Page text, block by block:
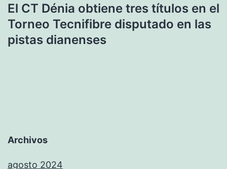
El CT Dénia obtiene tres títulos en el
Torneo Tecnifibre disputado en las
pistas dianenses
Archivos
agosto 2024